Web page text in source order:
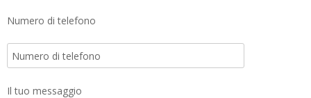
Numero di telefono
Il tuo messaggio